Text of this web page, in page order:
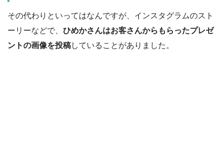
その代わりといってはなんですが、インスタグラムのスト
ーリーなどで、 ひめかさんはお客さんからもらったプレゼ
ントの画像を投稿していることがありました。